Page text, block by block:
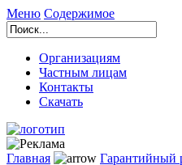
Меню Содержимое
Организациям
Частным лицам
Контакты
Скачать
Главная Гарантийный